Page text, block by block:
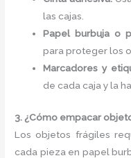
las cajas.
Papel burbuja o
para proteger los
Marcadores y
de cada caja y la
3. ¿Cómo empacar
Los objetos frágiles
cada pieza en papel